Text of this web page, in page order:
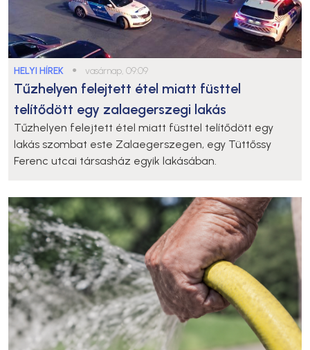
HELYI HÍREK ● vasárnap, 09:09
Tűzhelyen felejtett étel miatt füsttel
telítődött egy zalaegerszegi lakás
Tűzhelyen felejtett étel miatt füsttel telítődött egy
lakás szombat este Zalaegerszegen, egy Tüttőssy
Ferenc utcai társasház egyik lakásában.